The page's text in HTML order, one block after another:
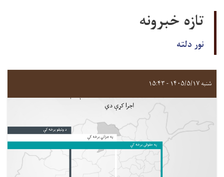
تازه خبرونه
نور دلته
شنبه ۱۴۰۵/۵/۱۷ - ۱۵:۴۳